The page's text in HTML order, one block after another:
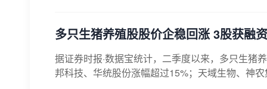
多只生猪养殖股股价企稳回涨 3股获融
据证券时报·数据宝统计，二季度以来，多只生猪
邦科技、华统股份涨幅超过15%；天域生物、神